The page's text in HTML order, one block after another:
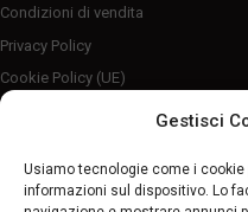
Gestisci
Usiamo tecnologie come i
informazioni sul dispositivo. Lo
Condizioni di vendita
Privacy Policy
Cookie Policy (UE)
Server sicuro HTTP2/SSL
Follow Us